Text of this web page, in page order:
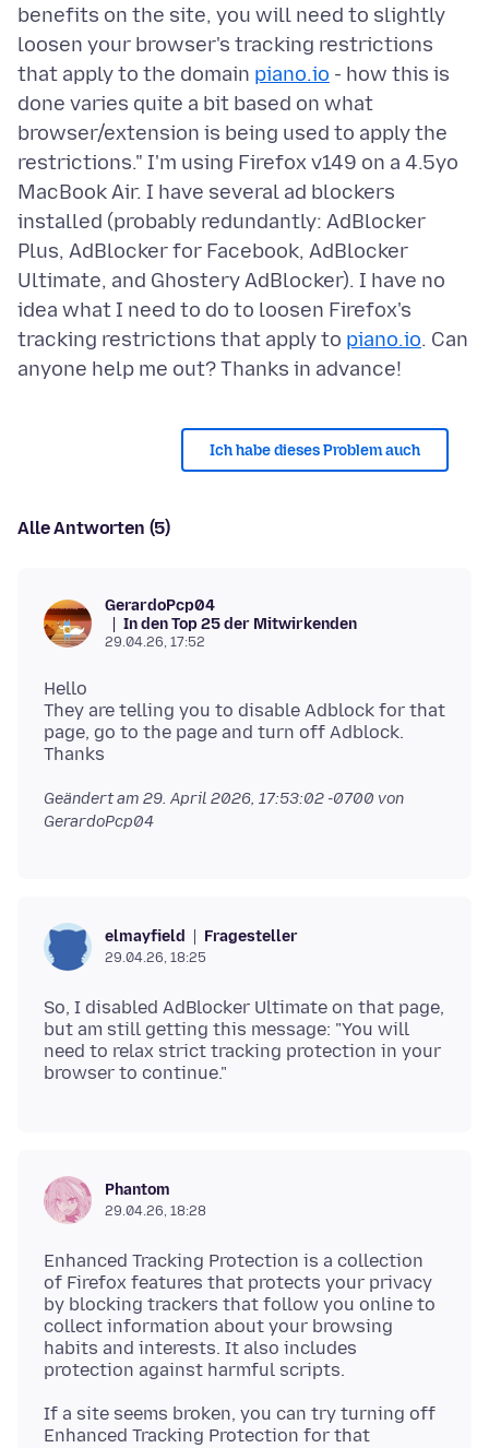
benefits on the site, you will need to slightly
loosen your browser's tracking restrictions
that apply to the domain piano.io - how this is
done varies quite a bit based on what
browser/extension is being used to apply the
restrictions." I'm using Firefox v149 on a 4.5yo
MacBook Air. I have several ad blockers
installed (probably redundantly: AdBlocker
Plus, AdBlocker for Facebook, AdBlocker
Ultimate, and Ghostery AdBlocker). I have no
idea what I need to do to loosen Firefox's
tracking restrictions that apply to piano.io. Can
Ich habe dieses Problem auch
Alle Antworten (5)
GerardoPcp04
In den Top 25 der Mitwirkenden
29.04.26, 17:52
Hello
They are telling you to disable Adblock for that
page, go to the page and turn off Adblock.
Geändert am 29. April 2026, 17:53:02 -0700 von
GerardoPcp04
elmayfield Fragesteller
29.04.26, 18:25
So, I disabled AdBlocker Ultimate on that page,
but am still getting this message: "You will
need to relax strict tracking protection in your
Phantom
29.04.26, 18:28
Enhanced Tracking Protection is a collection
of Firefox features that protects your privacy
by blocking trackers that follow you online to
collect information about your browsing
habits and interests. It also includes
If a site seems broken, you can try turning off
Enhanced Tracking Protection for that